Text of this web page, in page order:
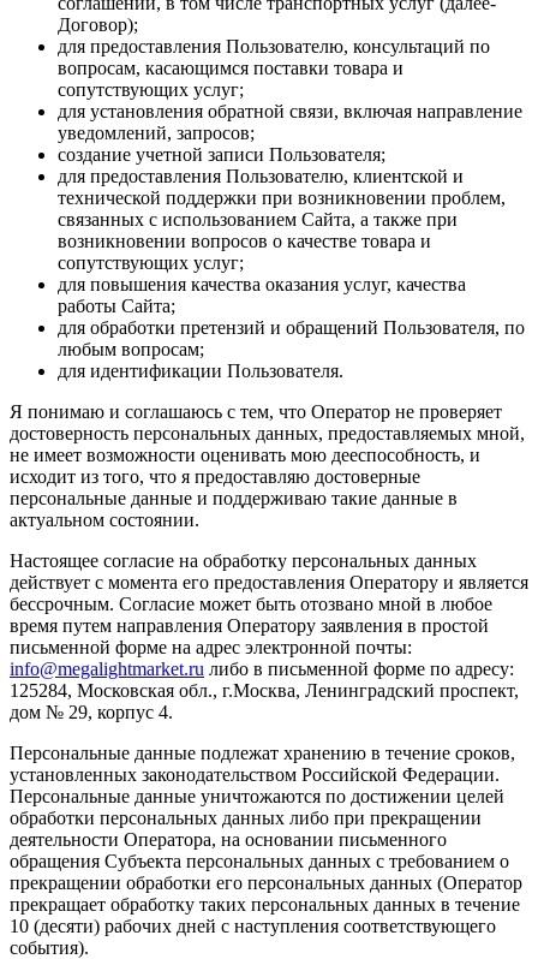
Договор);
для предоставления Пользователю, консультаций по
вопросам, касающимся поставки товара и
сопутствующих услуг;
для установления обратной связи, включая направление
уведомлений, запросов;
создание учетной записи Пользователя;
для предоставления Пользователю, клиентской и
технической поддержки при возникновении проблем,
связанных с использованием Сайта, а также при
возникновении вопросов о качестве товара и
сопутствующих услуг;
для повышения качества оказания услуг, качества
работы Сайта;
для обработки претензий и обращений Пользователя, по
любым вопросам;
для идентификации Пользователя.
Я понимаю и соглашаюсь с тем, что Оператор не проверяет
достоверность персональных данных, предоставляемых мной,
не имеет возможности оценивать мою дееспособность, и
исходит из того, что я предоставляю достоверные
персональные данные и поддерживаю такие данные в
актуальном состоянии.
Настоящее согласие на обработку персональных данных
действует с момента его предоставления Оператору и является
бессрочным. Согласие может быть отозвано мной в любое
время путем направления Оператору заявления в простой
письменной форме на адрес электронной почты:
info@megalightmarket.ru либо в письменной форме по адресу:
125284, Московская обл., г.Москва, Ленинградский проспект,
дом № 29, корпус 4.
Персональные данные подлежат хранению в течение сроков,
установленных законодательством Российской Федерации.
Персональные данные уничтожаются по достижении целей
обработки персональных данных либо при прекращении
деятельности Оператора, на основании письменного
обращения Субъекта персональных данных с требованием о
прекращении обработки его персональных данных (Оператор
прекращает обработку таких персональных данных в течение
10 (десяти) рабочих дней с наступления соответствующего
события).